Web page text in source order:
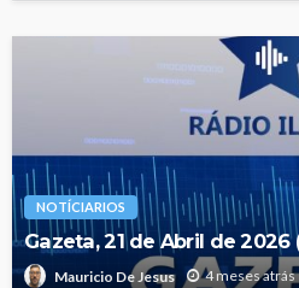
NOTÍCIARIOS
Gazeta, 21 de Abril de 2026
Mauricio De Jesus 4 meses atrás